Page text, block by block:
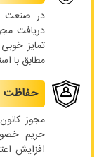
در صنعت
دریافت
تمایز
مطابق با
حفاظت
مجوز
حریم
افزایش